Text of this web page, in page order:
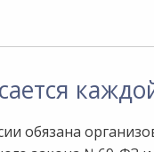
обязана